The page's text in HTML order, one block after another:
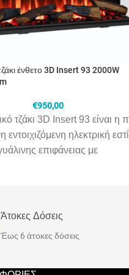
ένθετο 3D Insert 93 2000W
€950,00
τζάκι 3D Insert 93 είναι η
ηλεκτρική
επιφάνειας με
τρισδιάστατη φλόγα,
Τοποθετείται ως ένθετο σε
με επιλογή όψης 1,2 ή
γωνιακά ή πανοραμικά).
για ρεαλιστική απεικόνιση
Άτοκες Δόσεις
Έως 6 άτοκες δόσεις